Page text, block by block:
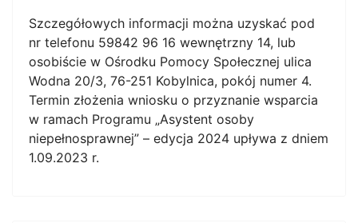
Szczegółowych informacji można uzyskać pod
nr telefonu 59842 96 16 wewnętrzny 14, lub
osobiście w Ośrodku Pomocy Społecznej ulica
Wodna 20/3, 76-251 Kobylnica, pokój numer 4.
Termin złożenia wniosku o przyznanie wsparcia
w ramach Programu „Asystent osoby
niepełnosprawnej” – edycja 2024 upływa z dniem
1.09.2023 r.